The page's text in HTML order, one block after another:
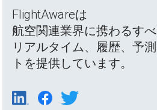
FlightAwareは
航空関連業界に携わるす
リアルタイム、履歴、予
トを提供しています。